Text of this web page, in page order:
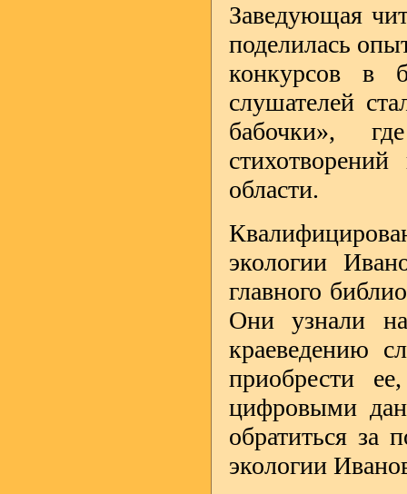
Заведующая
поделилась
конкурсов в
слушателей
бабочки»,
области.
экологии
главного
Они узнали
краеведению
приобрести
цифровыми
обратиться за
экологии